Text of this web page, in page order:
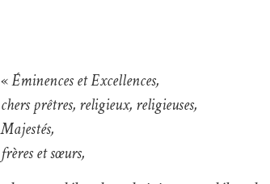
«Éminences et Excellences,
chers prêtres, religieux, religieuses,
Majestés,
frères et sœurs,